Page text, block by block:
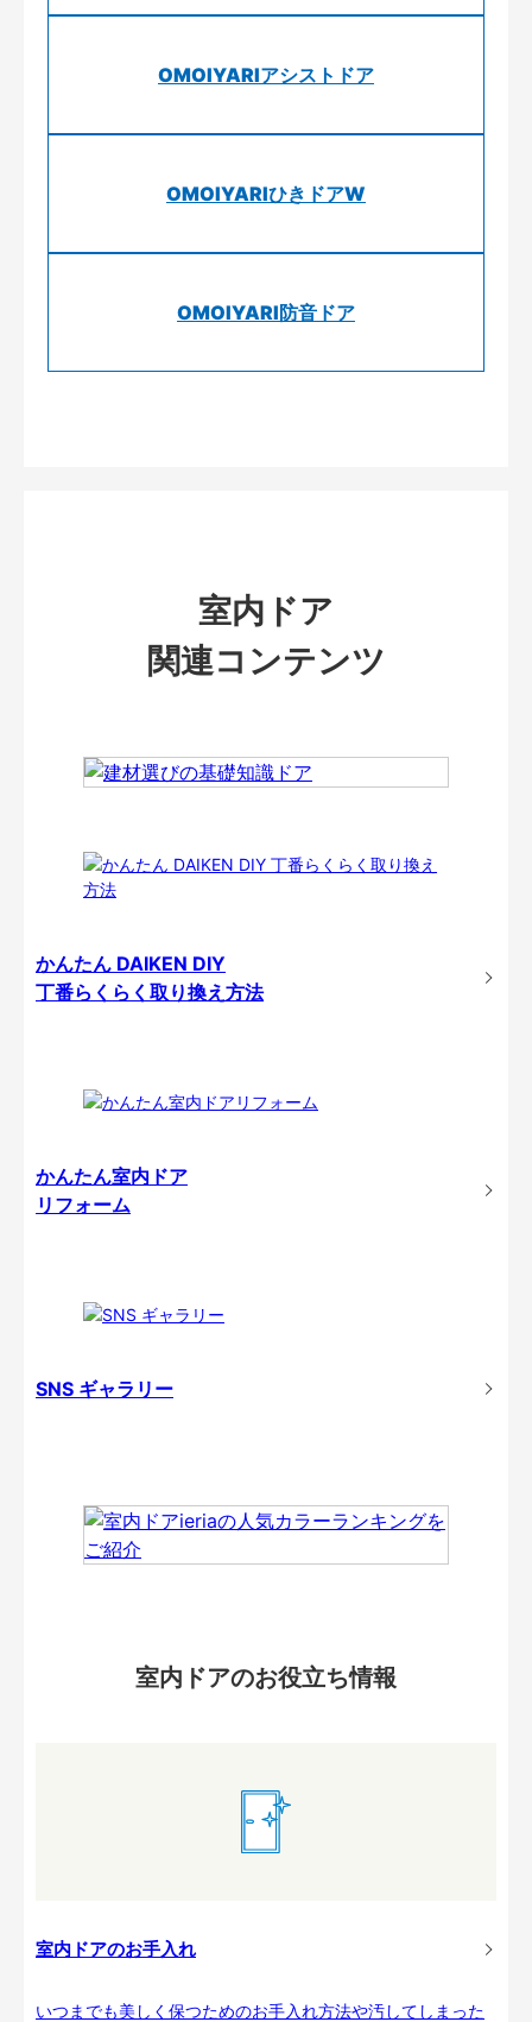
OMOIYARIアシストドア
OMOIYARIひきドアW
OMOIYARI防音ドア
室内ドア
関連コンテンツ
かんたん DAIKEN DIY
丁番らくらく取り換え方法
かんたん室内ドア
リフォーム
SNS ギャラリー
室内ドアのお役立ち情報
室内ドアのお手入れ
いつまでも美しく保つためのお手入れ方法や汚してしまった